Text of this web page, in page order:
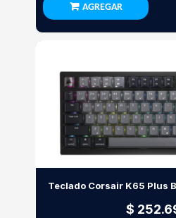
AGREGAR
Teclado Corsair K65 Plus
$